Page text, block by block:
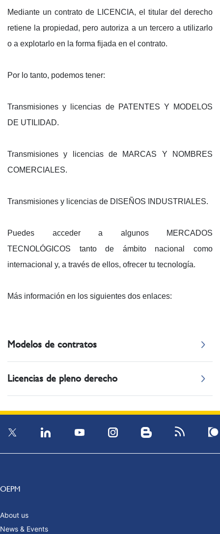
Mediante un contrato de LICENCIA, el titular del derecho
retiene la propiedad, pero autoriza a un tercero a utilizarlo
o a explotarlo en la forma fijada en el contrato.
Por lo tanto, podemos tener:
Transmisiones y licencias de PATENTES Y MODELOS
DE UTILIDAD.
Transmisiones y licencias de MARCAS Y NOMBRES
COMERCIALES.
Transmisiones y licencias de DISEÑOS INDUSTRIALES.
Puedes acceder a algunos MERCADOS
TECNOLÓGICOS tanto de ámbito nacional como
internacional y, a través de ellos, ofrecer tu tecnología.
Más información en los siguientes dos enlaces:
Modelos de contratos
Licencias de pleno derecho
OEPM
About us
News & Events